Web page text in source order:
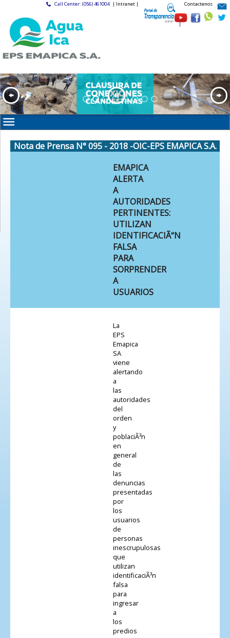
Call Center: (056) 461004 | Intranet |
|
Contactenos
Nota de Prensa N° 095 - 2018 -OIC-EPS EMAPICA S.A.
EMAPICA
ALERTA
A
AUTORIDADES
PERTINENTES:
UTILIZAN
IDENTIFICACIÃ“N
FALSA
PARA
SORPRENDER
A
USUARIOS
La
EPS
Emapica
SA
viene
alertando
a
las
autoridades
del
orden
y
poblaciÃ³n
en
general
de
las
denuncias
presentadas
por
los
usuarios
de
personas
inescrupulosas
que
utilizan
identificaciÃ³n
falsa
para
ingresar
a
los
predios